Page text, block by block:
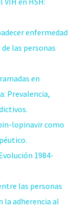
enfermedad
las personas
en
Prevalencia,
lopinavir como
1984-
las personas
la adherencia al